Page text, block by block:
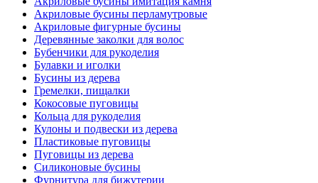
Акриловые бусины перламутровые
Акриловые фигурные бусины
Деревянные заколки для волос
Бубенчики для рукоделия
Булавки и иголки
Бусины из дерева
Гремелки, пищалки
Кокосовые пуговицы
Кольца для рукоделия
Кулоны и подвески из дерева
Пластиковые пуговицы
Пуговицы из дерева
Силиконовые бусины
Фурнитура для бижутерии